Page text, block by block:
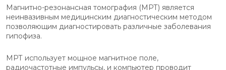
Магнитно-резонансная томография (МРТ) является
неинвазивным медицинским диагностическим методом
позволяющим диагностировать различные заболевания
гипофиза.
МРТ использует мощное магнитное поле,
радиочастотные импульсы, и компьютер проводит